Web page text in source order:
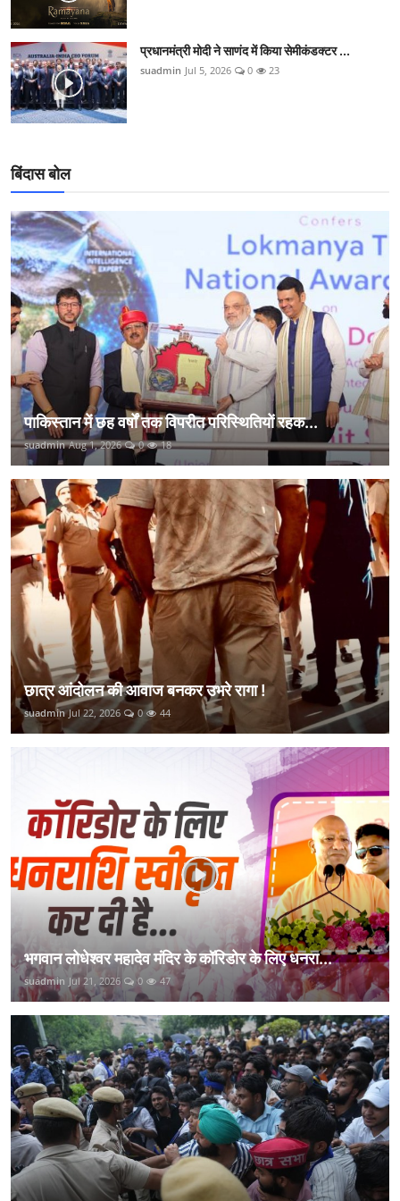
प्रधानमंत्री मोदी ने साणंद में किया सेमीकंडक्टर ...
suadmin Jul 5, 2026 0 23
बिंदास बोल
पाकिस्तान में छह वर्षों तक विपरीत परिस्थितियों रहक...
suadmin Aug 1, 2026 0 18
छात्र आंदोलन की आवाज बनकर उभरे रागा !
suadmin Jul 22, 2026 0 44
भगवान लोधेश्वर महादेव मंदिर के कॉरिडोर के लिए धनरा...
suadmin Jul 21, 2026 0 47